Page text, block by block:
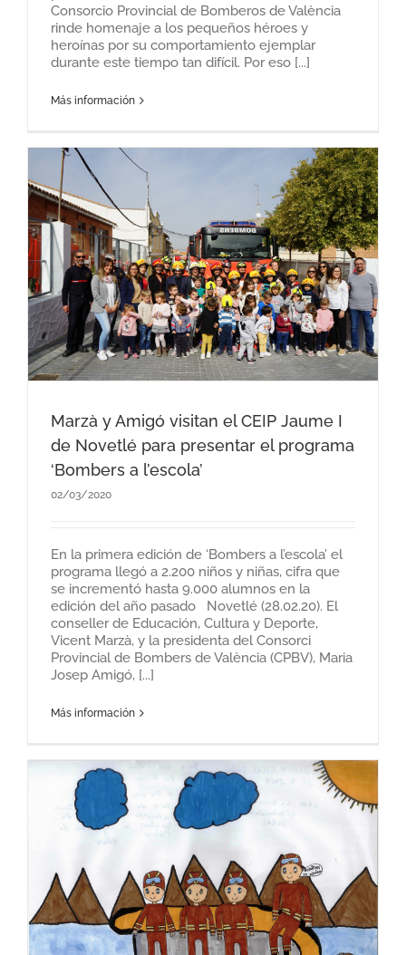
Consorcio Provincial de Bomberos de València
rinde homenaje a los pequeños héroes y
heroínas por su comportamiento ejemplar
durante este tiempo tan difícil. Por eso [...]
Más información
Marzà y Amigó visitan el CEIP Jaume I
de Novetlé para presentar el programa
‘Bombers a l’escola’
02/03/2020
En la primera edición de ‘Bombers a l’escola’ el
programa llegó a 2.200 niños y niñas, cifra que
se incrementó hasta 9.000 alumnos en la
edición del año pasado Novetlé (28.02.20). El
conseller de Educación, Cultura y Deporte,
Vicent Marzà, y la presidenta del Consorci
Provincial de Bombers de València (CPBV), Maria
Josep Amigó, [...]
Más información